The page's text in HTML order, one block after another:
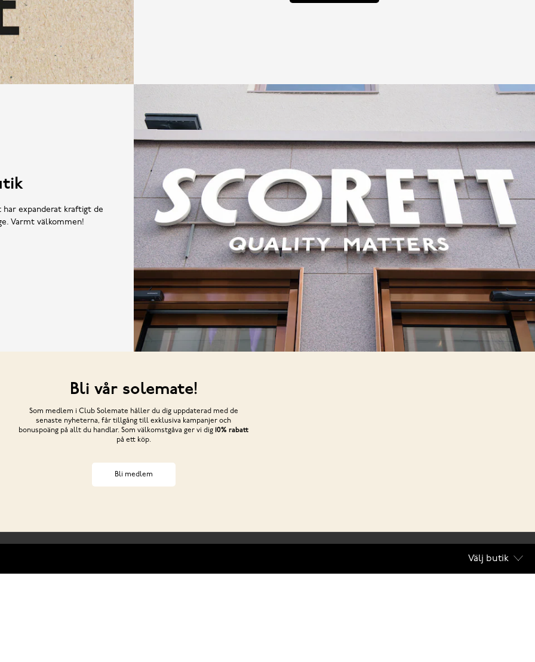
har expanderat kraftigt de
Varmt välkommen!
Bli vår solemate!
Som medlem i Club Solemate håller du dig uppdaterad med de
senaste nyheterna, får tillgång till exklusiva kampanjer och
bonuspoäng på allt du handlar. Som välkomstgåva ger vi dig 10% rabatt
på ett köp.
Bli medlem
Välj butik